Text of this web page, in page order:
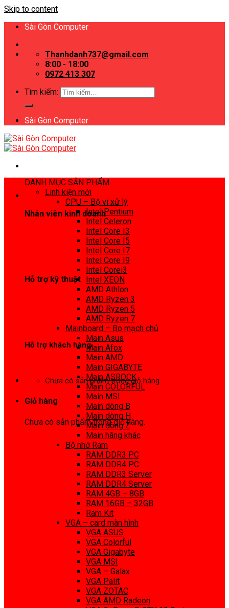
Skip to content
Sài Gòn Computer
Thanhdanh737@gmail.com
8:00 - 18:00
0972 413 307
Tìm kiếm:
Sài Gòn Computer
Nhân viên kinh doanh
Hỗ trợ kỹ thuật
Hỗ trợ khách hàng
Chưa có sản phẩm trong giỏ hàng.
Giỏ hàng
Chưa có sản phẩm trong giỏ hàng.
DANH MỤC SẢN PHẨM
Linh kiện mới
CPU – Bộ vi xử lý
Intel Pentium
Intel Celeron
Intel Core I3
Intel Core I5
Intel Core I7
Intel Core I9
Intel Corei3
Intel XEON
AMD Athlon
AMD Ryzen 3
AMD Ryzen 5
AMD Ryzen 7
Mainboard – Bo mạch chủ
Main Asus
Main Afox
Main AMD
Main GIGABYTE
Main ASROCK
Main COLORFUL
Main MSI
Main dòng B
Main dòng H
Main dòng Z
Main hãng khác
Bộ nhớ Ram
RAM DDR3 PC
RAM DDR4 PC
RAM DDR3 Server
RAM DDR4 Server
RAM 4GB – 8GB
RAM 16GB – 32GB
Ram Kit
VGA – card màn hình
VGA ASUS
VGA Colorful
VGA Gigabyte
VGA MSI
VGA – Galax
VGA Palit
VGA ZOTAC
VGA AMD Radeon